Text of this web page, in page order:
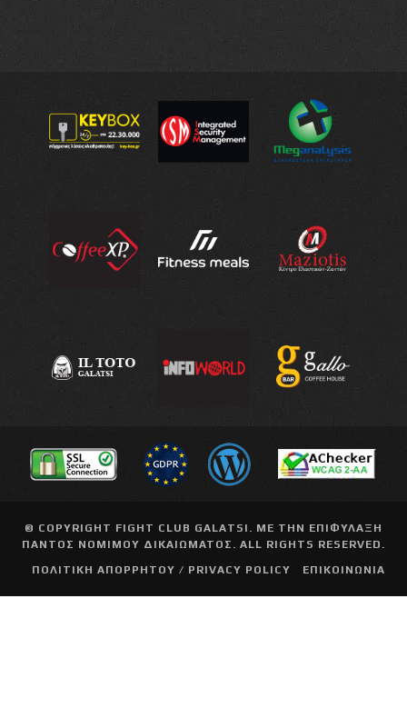
© COPYRIGHT FIGHT CLUB GALATSI . ΜΕ ΤΗΝ ΕΠΙΦΥΛΑΞΗ
ΠΑΝΤΟΣ ΝΟΜΙΜΟΥ ΔΙΚΑΙΩΜΑΤΟΣ. ALL RIGHTS RESERVED.
ΠΟΛΙΤΙΚΗ ΑΠΟΡΡΗΤΟΥ / PRIVACY POLICY
ΕΠΙΚΟΙΝΩΝΙΑ